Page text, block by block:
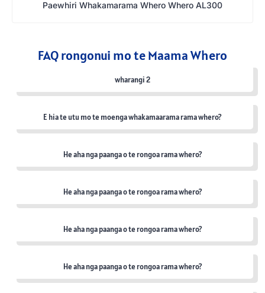
Paewhiri Whakamarama Whero Whero AL300
FAQ rongonui mo te Maama Whero
wharangi 2
E hia te utu mo te moenga whakamaarama rama whero?
He aha nga paanga o te rongoa rama whero?
He aha nga paanga o te rongoa rama whero?
He aha nga paanga o te rongoa rama whero?
He aha nga paanga o te rongoa rama whero?